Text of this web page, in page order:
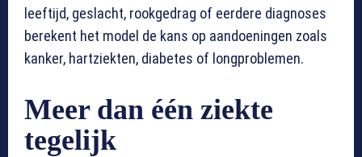
leeftijd, geslacht, rookgedrag of eerdere diagnoses
berekent het model de kans op aandoeningen zoals
kanker, hartziekten, diabetes of longproblemen.
Meer dan één ziekte
tegelijk